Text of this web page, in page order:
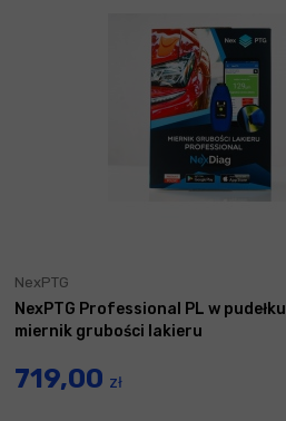
NexPTG
NexPTG Professional PL w
miernik grubości lakieru
719,00 zł